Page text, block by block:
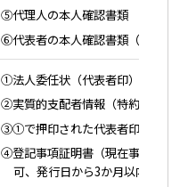
⑤代理人の本人確認書類
⑥代表者の本人確認書類（コピー
①法人委任状（代表者印）
②実質的支配者情報（特約店のみ）
③①で押印された代表者印の印鑑
④登記事項証明書（現在事項証明
可、発行日から3か月以内）